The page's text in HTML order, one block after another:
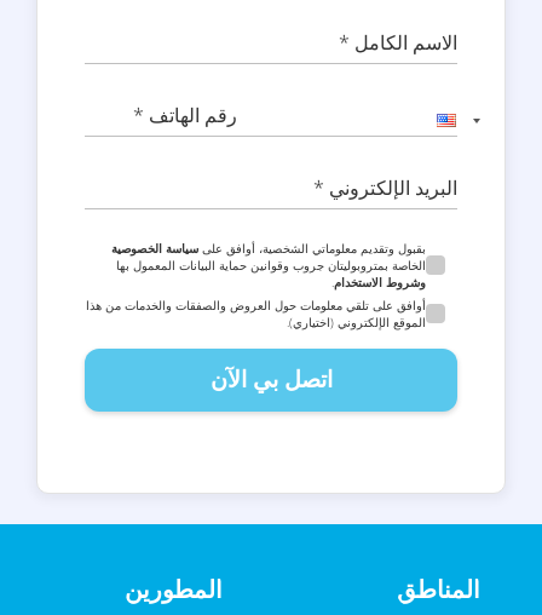
الاسم الكامل *
رقم الهاتف *
البريد الإلكتروني *
بقبول وتقديم معلوماتي الشخصية، أوافق على سياسة الخصوصية
الخاصة بمتروبوليتان جروب وقوانين حماية البيانات المعمول بها
وشروط الاستخدام.
أوافق على تلقي معلومات حول العروض والصفقات والخدمات من هذا
الموقع الإلكتروني (اختياري).
اتصل بي الآن
المطورين المناطق